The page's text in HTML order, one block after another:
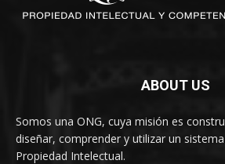
ABOUT US
Somos una ONG, cuya misión es
diseñar, comprender y utilizar un
Propiedad Intelectual.